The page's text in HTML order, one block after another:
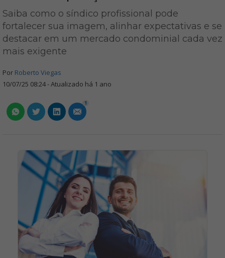
Saiba como o síndico profissional pode
fortalecer sua imagem, alinhar expectativas e se
destacar em um mercado condominial cada vez
mais exigente
Por Roberto Viegas
10/07/25 08:24 - Atualizado há 1 ano
1